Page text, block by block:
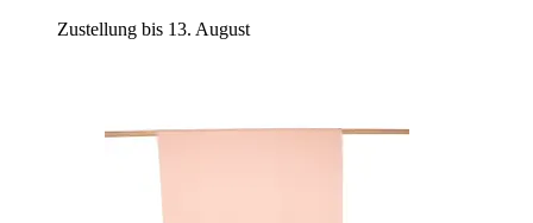
Zustellung bis 13. August